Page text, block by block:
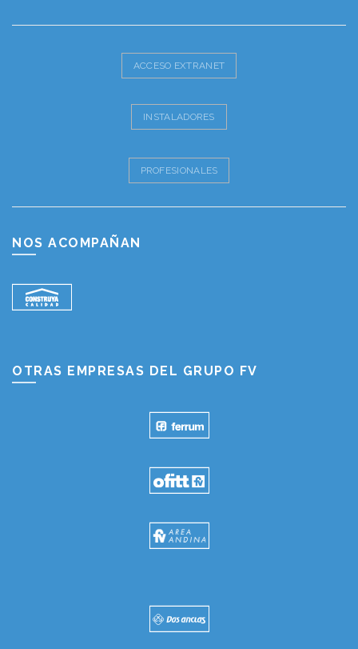
ACCESO EXTRANET
INSTALADORES
PROFESIONALES
NOS ACOMPAÑAN
OTRAS EMPRESAS DEL GRUPO FV